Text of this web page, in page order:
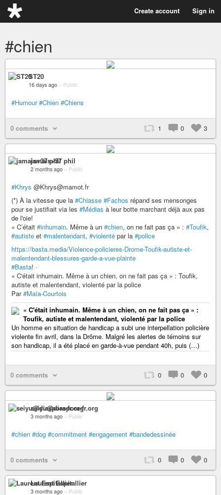
Create account Sign in
#chien
ST20
16 days ago – Public
#Humour #Chien #Chiens
0 comments 1 0 3
jamais+37 phil
2 months ago – Public
#Khrys @Khrys@mamot.fr
(*) À la vitesse que la #Chiasse #Fachos répand ses mensonges
pour se justifiait via les #Médias à leur botte marchant déjà aux pas
de l'oie!
« C’était #inhumain. Même à un #chien, on ne fait pas ça » : #Toufik,
#autiste et #malentendant, #violenté par la #police
https://basta.media/Violence-policieres-Drome-Toufik-autiste-et-
malentendant-blessures-garde-a-vue-plainte
#Basta! ·
« C'était inhumain. Même à un chien, on ne fait pas ça » : Toufik,
autiste et malentendant, violenté par la police
Par#Maïa-Courtois
« C'était inhumain. Même à un chien, on ne fait pas ça » :
Toufik, autiste et malentendant, violenté par la police
Un homme en situation de handicap a subi une interpellation policière
violente fin avril, dans la Drôme. Malgré les alertes de témoins sur
son handicap, il a été placé en garde-à-vue pendant 40h, puis (…)
0 comments 0 0 0
seiyu@diaspora-fr.org
3 months ago – Public
#chien #dog #commitment #engagement #bandedessinée
0 comments 0 0 0
Laurent Espitallier
3 months ago – Public